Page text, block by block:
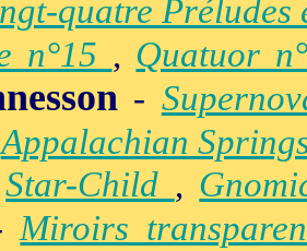
quatre Préludes
n°15 , Quatuor
-
Appalachian
Star-Child ,
Miroirs